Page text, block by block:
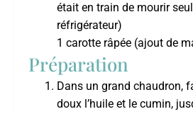
était en train de mourir
réfrigérateur)
1 carotte râpée (ajout de
Préparation
Dans un grand chaudron,
doux l’huile et le cumin,